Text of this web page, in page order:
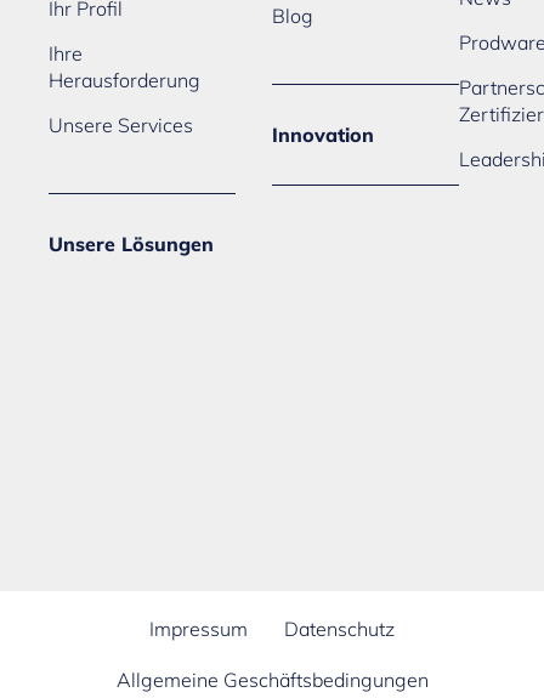
Ihr Profil
Ihre
Herausforderung
Unsere Services
Unsere Lösungen
Blog
Innovation
Impressum Datenschutz
Allgemeine Geschäftsbedingungen